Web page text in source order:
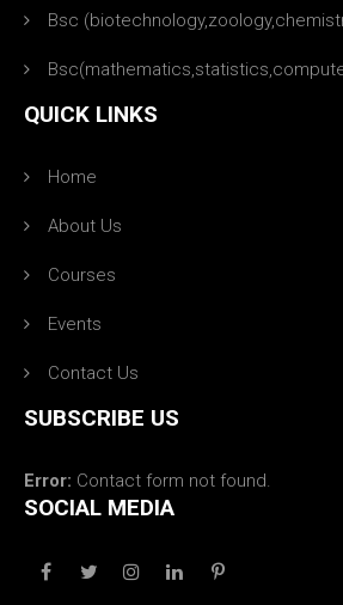
Bsc
QUICK LINKS
Home
About Us
Courses
Events
Contact Us
SUBSCRIBE US
Error: Contact form not found.
SOCIAL MEDIA